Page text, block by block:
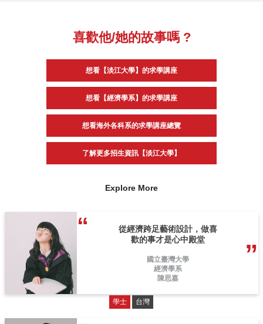
喜歡他/她的故事嗎 ?
想看【淡江大學】的求學講座
想看【經濟學系】的求學講座
想看海外各科系的求學講座總覽
了解更多招生資訊【淡江大學】
Explore More
從經濟跨足藝術設計，做喜
歡的事才是心中殿堂
國立臺灣大學
經濟學系
陳思嘉
學士 台灣